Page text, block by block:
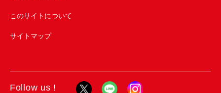
このサイトについて
サイトマップ
Follow us !